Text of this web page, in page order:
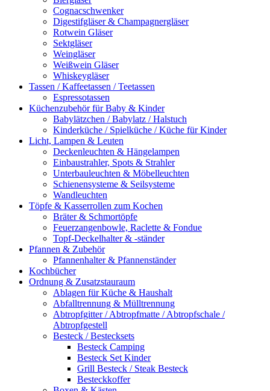
Cognacschwenker
Digestifgläser & Champagnergläser
Rotwein Gläser
Sektgläser
Weingläser
Weißwein Gläser
Whiskeygläser
Tassen / Kaffeetassen / Teetassen
Espressotassen
Küchenzubehör für Baby & Kinder
Babylätzchen / Babylatz / Halstuch
Kinderküche / Spielküche / Küche für Kinder
Licht, Lampen & Leuten
Deckenleuchten & Hängelampen
Einbaustrahler, Spots & Strahler
Unterbauleuchten & Möbelleuchten
Schienensysteme & Seilsysteme
Wandleuchten
Töpfe & Kasserrollen zum Kochen
Bräter & Schmortöpfe
Feuerzangenbowle, Raclette & Fondue
Topf-Deckelhalter & -ständer
Pfannen & Zubehör
Pfannenhalter & Pfannenständer
Kochbücher
Ordnung & Zusatzstauraum
Ablagen für Küche & Haushalt
Abfalltrennung & Mülltrennung
Abtropfgitter / Abtropfmatte / Abtropfschale /
Abtropfgestell
Besteck / Bestecksets
Besteck Camping
Besteck Set Kinder
Grill Besteck / Steak Besteck
Besteckkoffer